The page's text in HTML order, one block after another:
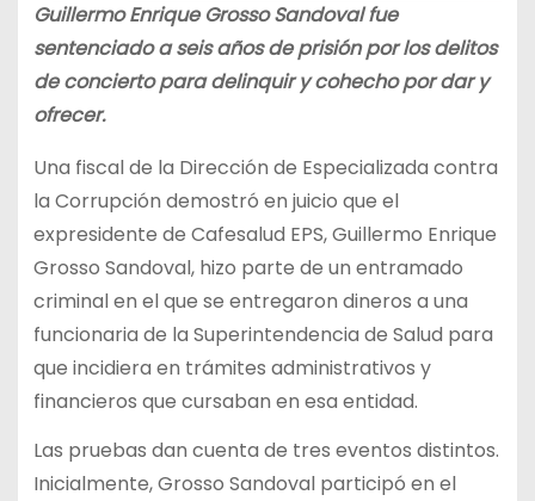
Guillermo Enrique Grosso Sandoval fue
sentenciado a seis años de prisión por los delitos
de concierto para delinquir y cohecho por dar y
ofrecer.
Una fiscal de la Dirección de Especializada contra
la Corrupción demostró en juicio que el
expresidente de Cafesalud EPS, Guillermo Enrique
Grosso Sandoval, hizo parte de un entramado
criminal en el que se entregaron dineros a una
funcionaria de la Superintendencia de Salud para
que incidiera en trámites administrativos y
financieros que cursaban en esa entidad.
Las pruebas dan cuenta de tres eventos distintos.
Inicialmente, Grosso Sandoval participó en el